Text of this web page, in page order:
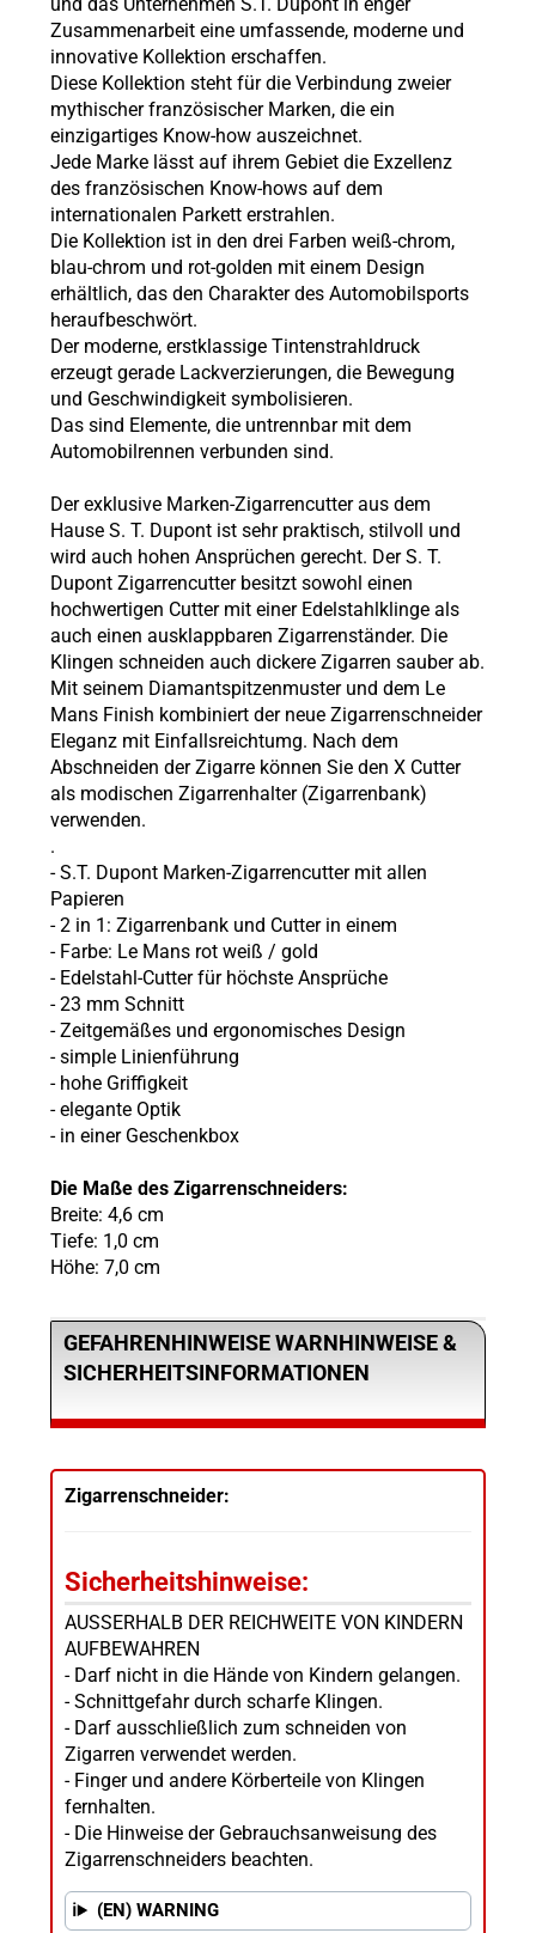
Zusammenarbeit eine umfassende, moderne und
innovative Kollektion erschaffen.
Diese Kollektion steht für die Verbindung zweier
mythischer französischer Marken, die ein
einzigartiges Know-how auszeichnet.
Jede Marke lässt auf ihrem Gebiet die Exzellenz
des französischen Know-hows auf dem
internationalen Parkett erstrahlen.
Die Kollektion ist in den drei Farben weiß-chrom,
blau-chrom und rot-golden mit einem Design
erhältlich, das den Charakter des Automobilsports
heraufbeschwört.
Der moderne, erstklassige Tintenstrahldruck
erzeugt gerade Lackverzierungen, die Bewegung
und Geschwindigkeit symbolisieren.
Das sind Elemente, die untrennbar mit dem
Automobilrennen verbunden sind.
Der exklusive Marken-Zigarrencutter aus dem
Hause S. T. Dupont ist sehr praktisch, stilvoll und
wird auch hohen Ansprüchen gerecht. Der S. T.
Dupont Zigarrencutter besitzt sowohl einen
hochwertigen Cutter mit einer Edelstahlklinge als
auch einen ausklappbaren Zigarrenständer. Die
Klingen schneiden auch dickere Zigarren sauber ab.
Mit seinem Diamantspitzenmuster und dem Le
Mans Finish kombiniert der neue Zigarrenschneider
Eleganz mit Einfallsreichtumg. Nach dem
Abschneiden der Zigarre können Sie den X Cutter
als modischen Zigarrenhalter (Zigarrenbank)
verwenden.
.
- S.T. Dupont Marken-Zigarrencutter mit allen
Papieren
- 2 in 1: Zigarrenbank und Cutter in einem
- Farbe: Le Mans rot weiß / gold
- Edelstahl-Cutter für höchste Ansprüche
- 23 mm Schnitt
- Zeitgemäßes und ergonomisches Design
- simple Linienführung
- hohe Griffigkeit
- elegante Optik
- in einer Geschenkbox
Die Maße des Zigarrenschneiders:
Breite: 4,6 cm
Tiefe: 1,0 cm
Höhe: 7,0 cm
GEFAHRENHINWEISE WARNHINWEISE &
SICHERHEITSINFORMATIONEN
Zigarrenschneider:
Sicherheitshinweise:
AUSSERHALB DER REICHWEITE VON KINDERN
AUFBEWAHREN
- Darf nicht in die Hände von Kindern gelangen.
- Schnittgefahr durch scharfe Klingen.
- Darf ausschließlich zum schneiden von
Zigarren verwendet werden.
- Finger und andere Körberteile von Klingen
fernhalten.
- Die Hinweise der Gebrauchsanweisung des
Zigarrenschneiders beachten.
(EN) WARNING